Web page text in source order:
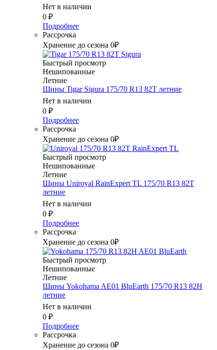
Нет в наличии
0 ₽
Подробнее
Рассрочка
Хранение до сезона 0₽
Быстрый просмотр
Нешипованные
Летние
Шины Tigar Sigura 175/70 R13 82T летние
Нет в наличии
0 ₽
Подробнее
Рассрочка
Хранение до сезона 0₽
Быстрый просмотр
Нешипованные
Летние
Шины Uniroyal RainExpert TL 175/70 R13 82T
летние
Нет в наличии
0 ₽
Подробнее
Рассрочка
Хранение до сезона 0₽
Быстрый просмотр
Нешипованные
Летние
Шины Yokohama AE01 BluEarth 175/70 R13 82H
летние
Нет в наличии
0 ₽
Подробнее
Рассрочка
Хранение до сезона 0₽